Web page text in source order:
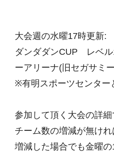
大会週の水曜17時更新:
ダンダダンCUP レベル
ーアリーナ(旧セガサミ
※有明スポーツセンター
参加して頂く大会の詳細
チーム数の増減が無け
増減した場合でも金曜